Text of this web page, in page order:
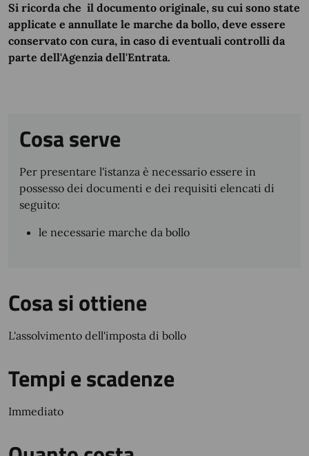
Si ricorda che il documento originale, su cui sono state
applicate e annullate le marche da bollo, deve essere
conservato con cura, in caso di eventuali controlli da
parte dell'Agenzia dell'Entrata.
Cosa serve
Per presentare l'istanza è necessario essere in
possesso dei documenti e dei requisiti elencati di
seguito:
le necessarie marche da bollo
Cosa si ottiene
L'assolvimento dell'imposta di bollo
Tempi e scadenze
Immediato